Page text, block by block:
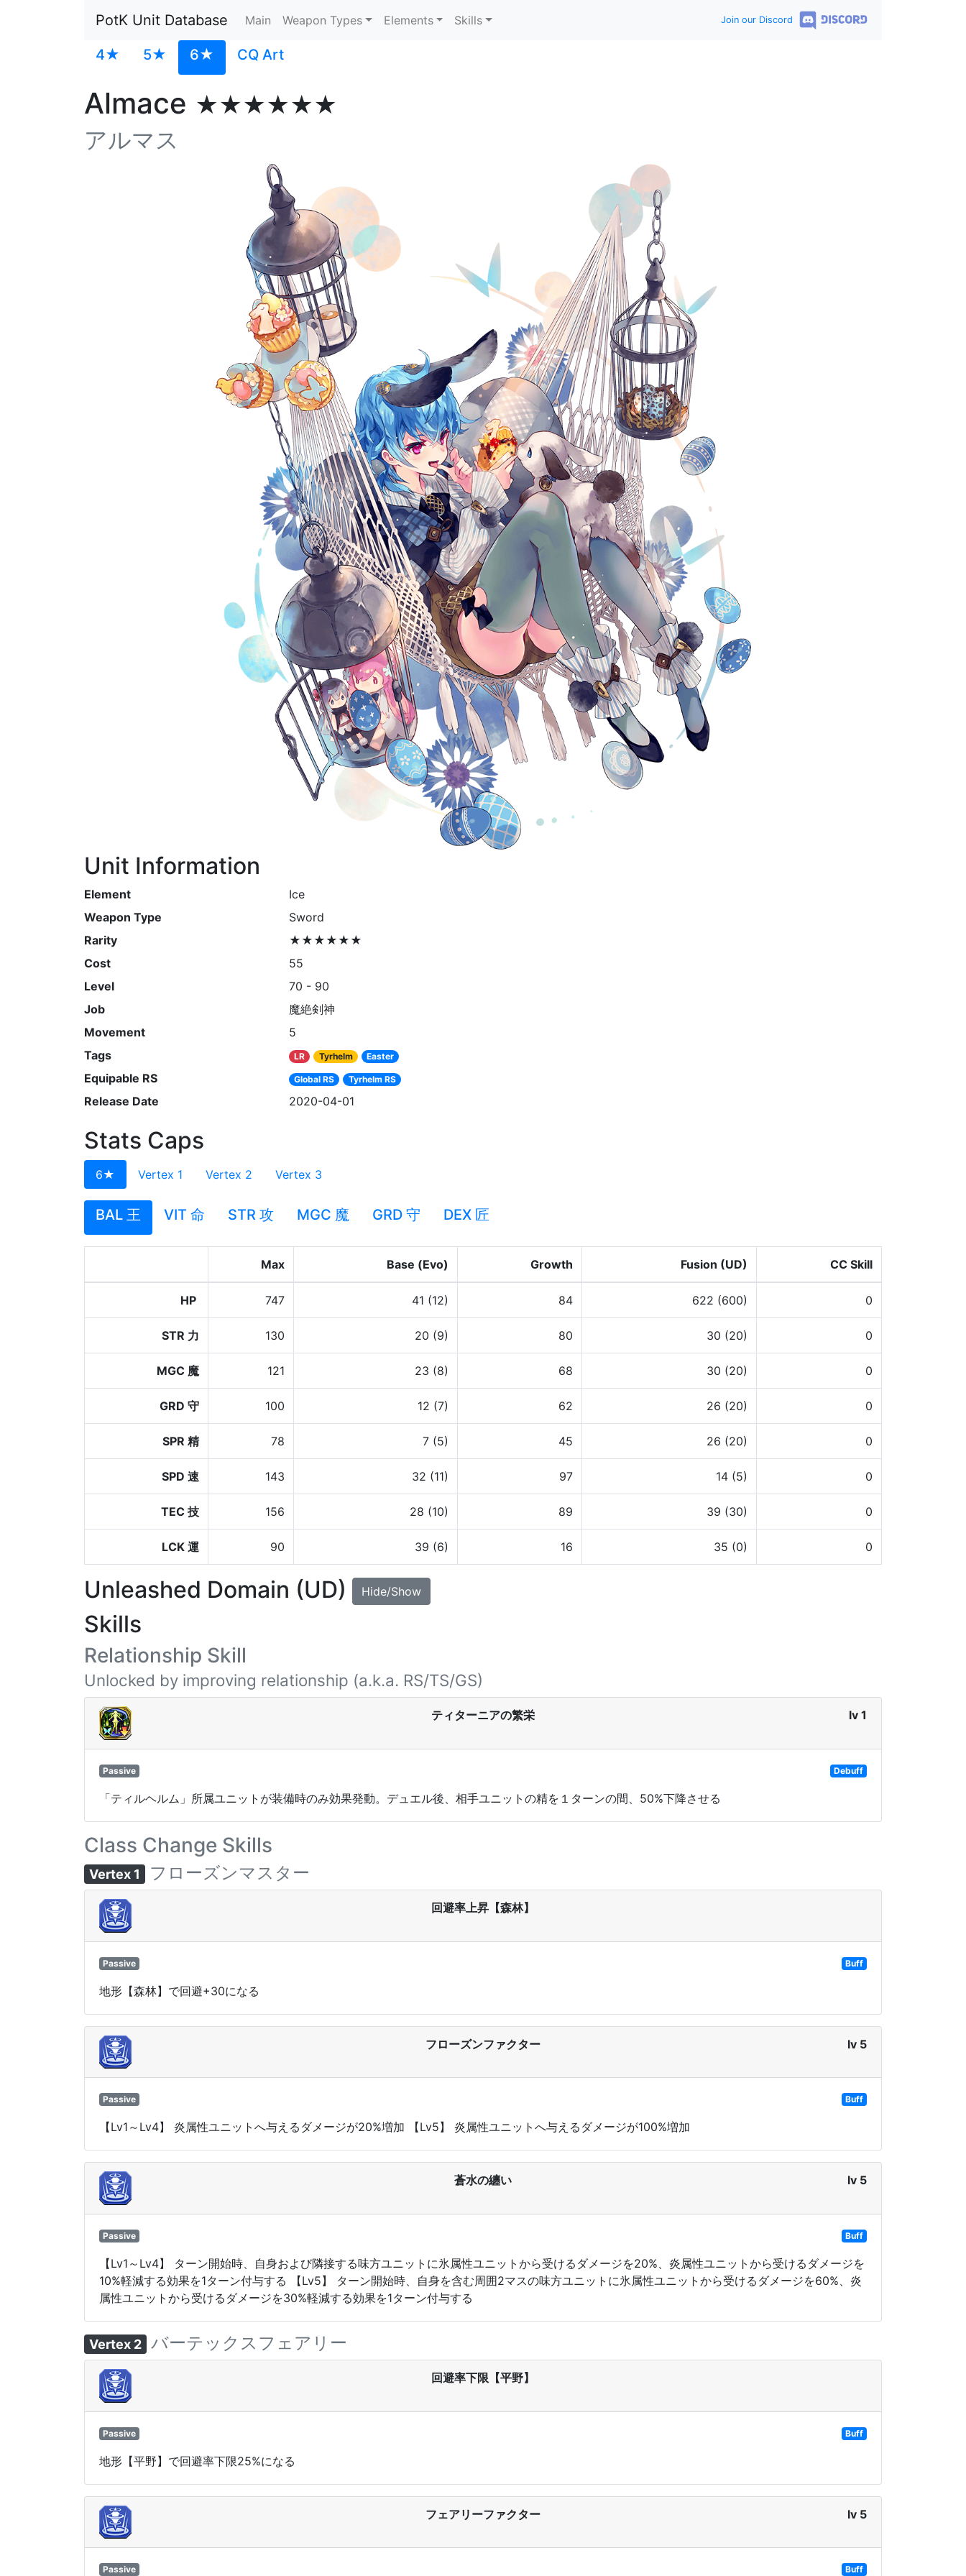
PotK Unit Database Main Weapon Types Elements Skills Join our Discord
4★ 5★ 6★ CQ Art
Almace ★★★★★★
アルマス
Unit Information
Element
Ice
Weapon Type
Sword
Rarity
★★★★★★
Cost
55
Level
70 - 90
Job
魔絶剣神
Movement
5
Tags
LR Tyrhelm Easter
Equipable RS Global RS Tyrhelm RS
Release Date 2020-04-01
Stats Caps
6★ Vertex 1 Vertex 2 Vertex 3
BAL 王 VIT 命 STR 攻 MGC 魔 GRD 守 DEX 匠
Max Base (Evo) Growth Fusion (UD) CC Skill
HP 747 41 (12) 84 622 (600) 0
STR 力 130 20 (9) 80 30 (20) 0
MGC 魔 121 23 (8) 68 30 (20) 0
GRD 守 100 12 (7) 62 26 (20) 0
SPR 精 78 7 (5) 45 26 (20) 0
SPD 速 143 32 (11) 97 14 (5) 0
TEC 技 156 28 (10) 89 39 (30) 0
LCK 運 90 39 (6) 16 35 (0) 0
Unleashed Domain (UD) Hide/Show
Skills
Relationship Skill
Unlocked by improving relationship (a.k.a. RS/TS/GS)
ティターニアの繁栄 lv 1
Passive Debuff
「ティルヘルム」所属ユニットが装備時のみ効果発動。デュエル後、相手ユニットの精を１ターンの間、50%下降させる
Class Change Skills
Vertex 1 フローズンマスター
回避率上昇【森林】
Passive Buff
地形【森林】で回避+30になる
フローズンファクター lv 5
Passive Buff
【Lv1～Lv4】 炎属性ユニットへ与えるダメージが20%増加 【Lv5】 炎属性ユニットへ与えるダメージが100%増加
蒼水の纏い lv 5
Passive Buff
【Lv1～Lv4】 ターン開始時、自身および隣接する味方ユニットに氷属性ユニットから受けるダメージを20%、炎属性ユニットから受けるダメージを
10%軽減する効果を1ターン付与する 【Lv5】 ターン開始時、自身を含む周囲2マスの味方ユニットに氷属性ユニットから受けるダメージを60%、炎
属性ユニットから受けるダメージを30%軽減する効果を1ターン付与する
Vertex 2 バーテックスフェアリー
回避率下限【平野】
Passive Buff
地形【平野】で回避率下限25%になる
フェアリーファクター lv 5
Passive Buff